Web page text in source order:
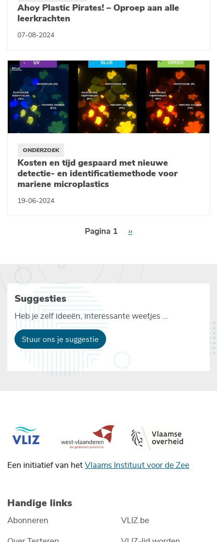
Ahoy Plastic Pirates! – Oproep aan alle
leerkrachten
07-08-2024
ONDERZOEK
Kosten en tijd gespaard met nieuwe
detectie- en identificatiemethode voor
mariene microplastics
19-06-2024
Pagina 1
Volgende
››
Suggesties
Heb je zelf ideeën, interessante weetjes ...
Stuur ons je suggestie
Een initiatief van het Vlaams Instituut voor de Zee
Handige links
Abonneren VLIZ.be